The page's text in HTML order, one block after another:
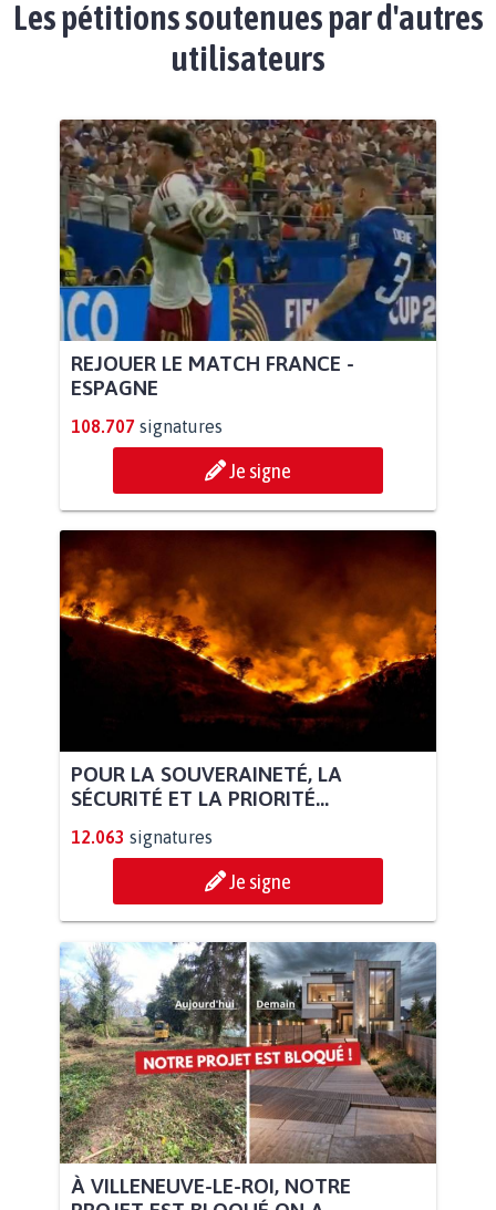
Les pétitions soutenues par d'autres
utilisateurs
REJOUER LE MATCH FRANCE -
ESPAGNE
108.707 signatures
Je signe
POUR LA SOUVERAINETÉ, LA
SÉCURITÉ ET LA PRIORITÉ...
12.063 signatures
Je signe
À VILLENEUVE-LE-ROI, NOTRE